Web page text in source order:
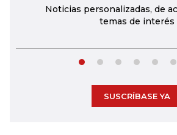
Noticias personalizadas, de
temas de interés
SUSCRÍBASE YA